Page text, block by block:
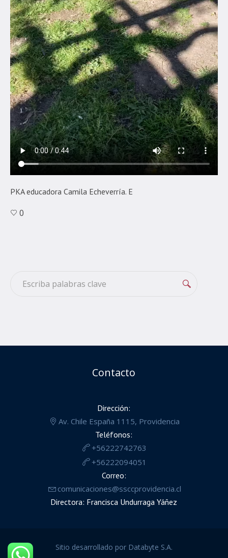
PKA educadora Camila Echeverría. E
0
Contacto
Dirección:
Av. Chile España 1115, Providencia
Teléfonos:
+56222742763
+56222094051
Correo:
comunicaciones@ssccprovidencia.cl
Directora: Francisca Undurraga Yáñez
Sitio desarrollado por Databyte S.A.